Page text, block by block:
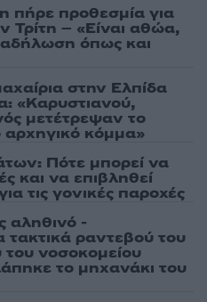
προθεσμία για
Τρίτη – «Είναι αθώα,
όπως και
στην Ελπίδα
«Καρυστιανού,
μετέτρεψαν το
αρχηγικό κόμμα»
Πότε μπορεί να
και να επιβληθεί
τις γονικές παροχές
αληθινό -
τακτικά ραντεβού του
του νοσοκομείου
το μηχανάκι του